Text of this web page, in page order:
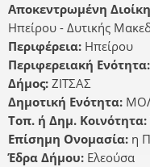
Αποκεντρωμένη
Ηπείρου - Δυτικής
Περιφέρεια: Ηπείρου
Περιφερειακή Ενότητα:
Δήμος: ΖΙΤΣΑΣ
Δημοτική Ενότητα:
Τοπ. ή Δημ. Κοινότητα:
Επίσημη Ονομασία: η
Έδρα Δήμου: Ελεούσα